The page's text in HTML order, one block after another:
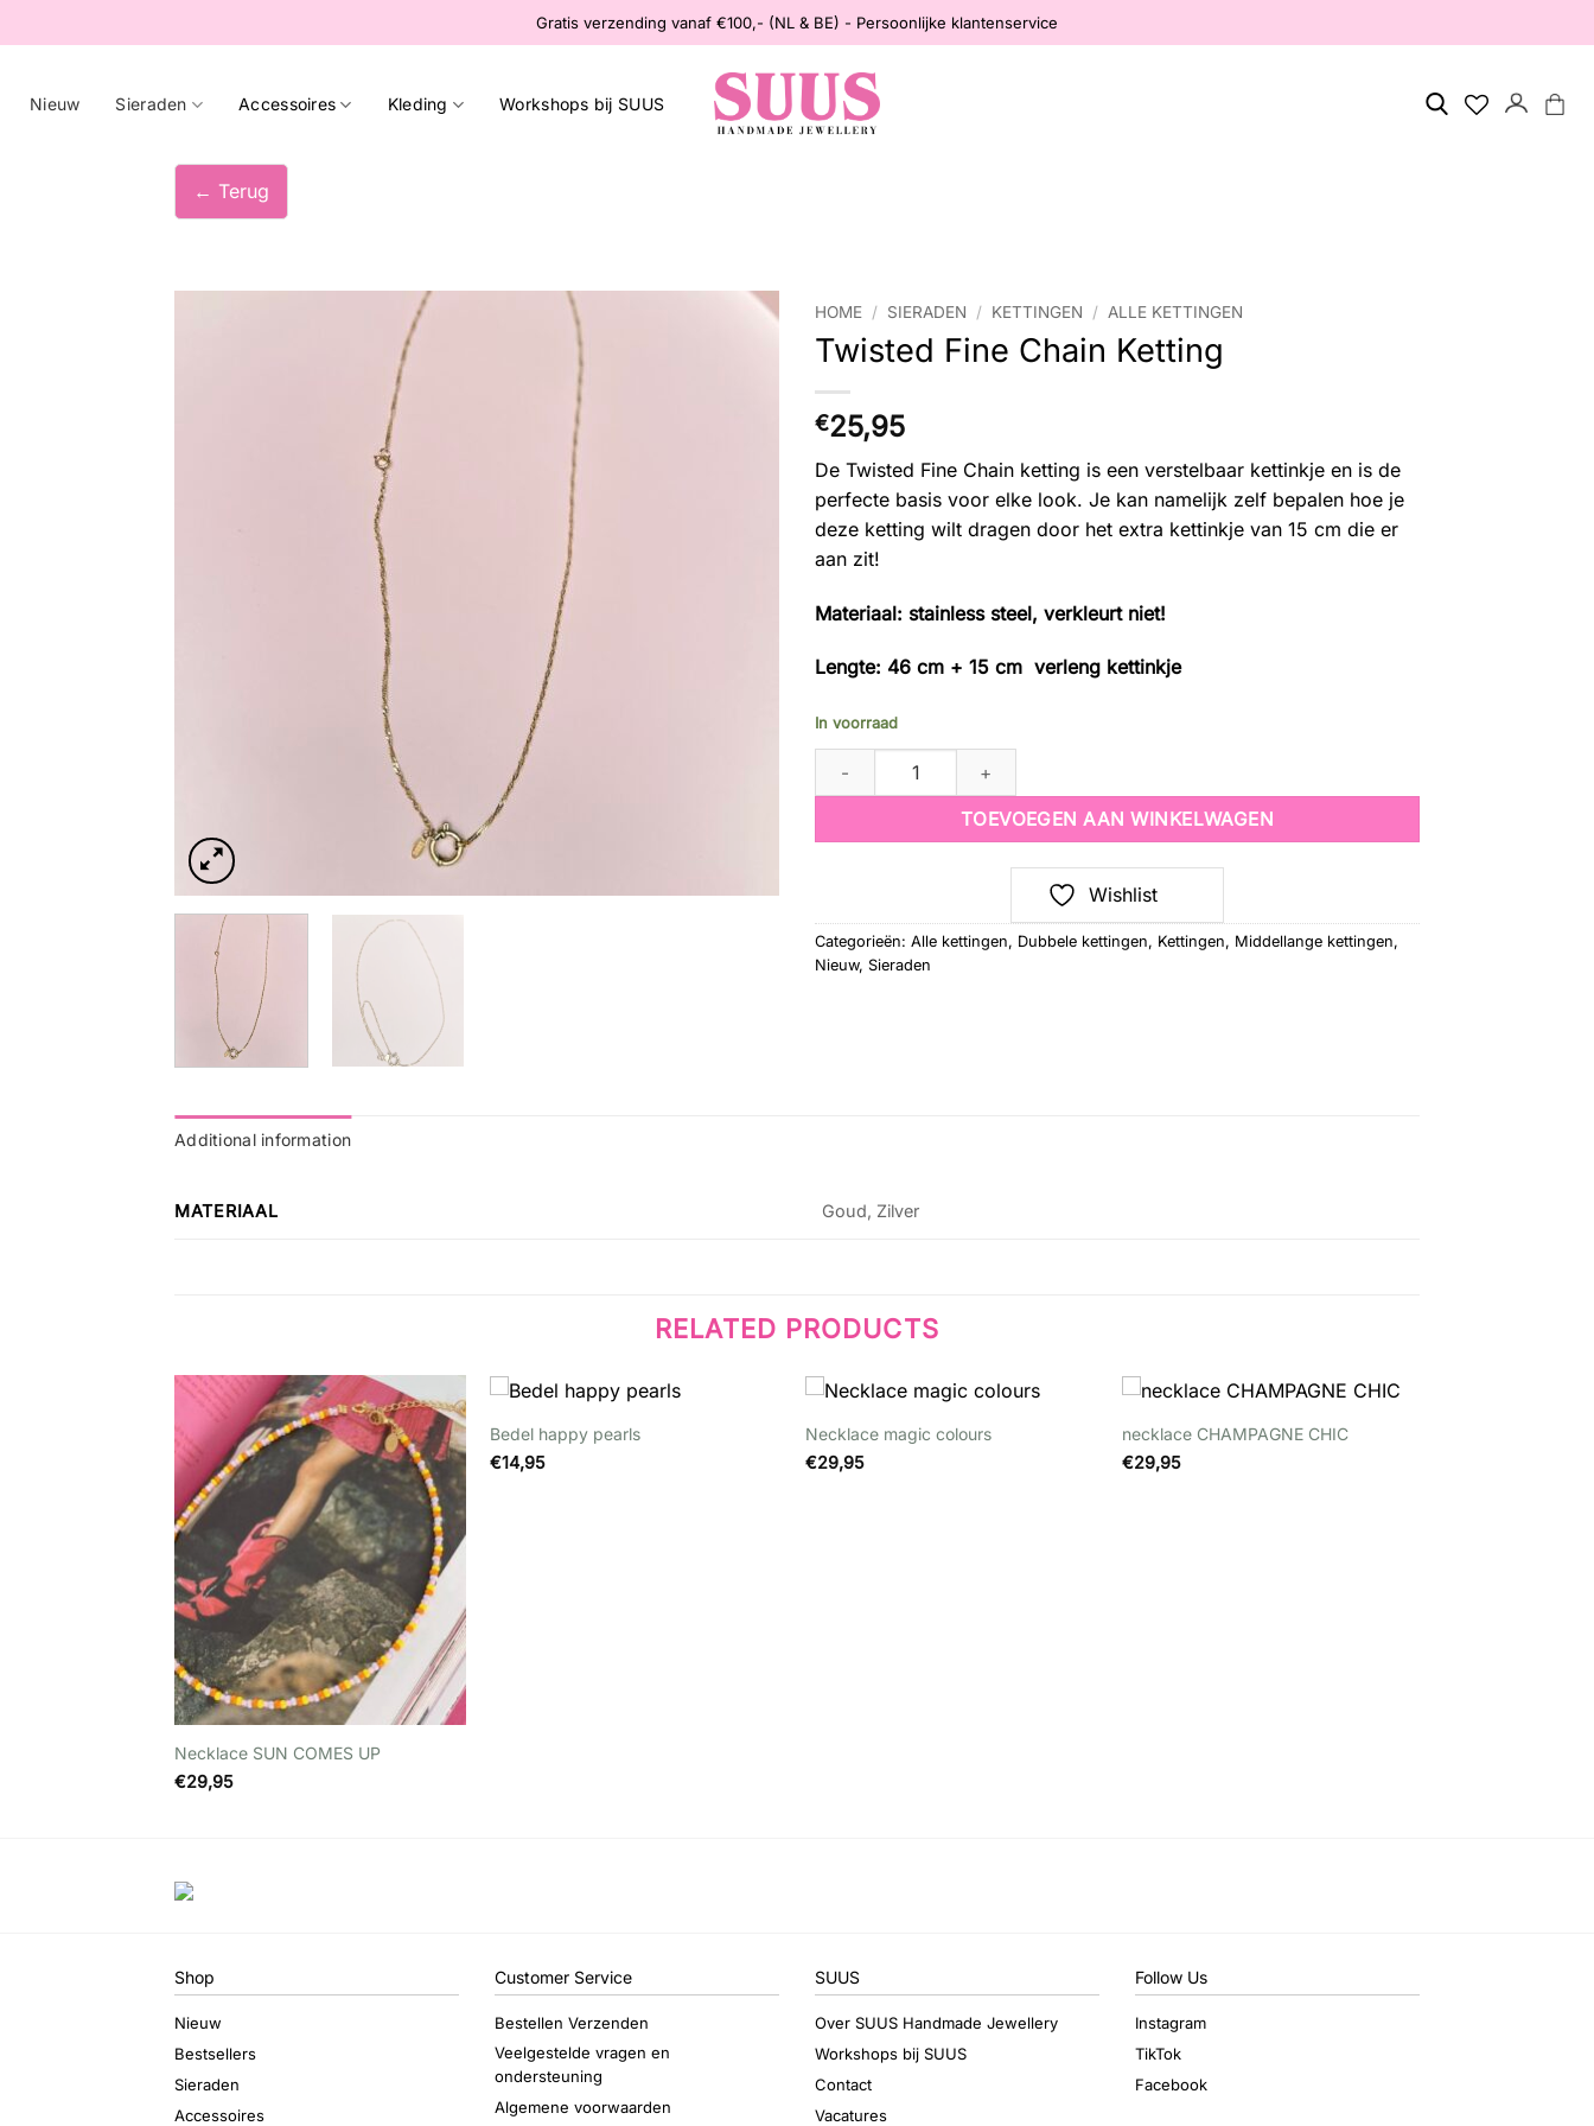
naar
Gratis verzending vanaf €100,- (NL & BE) - Persoonlijke klantenservice
Nieuw Sieraden Accessoires Kleding Workshops bij SUUS
← Terug
HOME / SIERADEN / KETTINGEN / ALLE KETTINGEN
Twisted Fine Chain Ketting
€25,95
De Twisted Fine Chain ketting is een verstelbaar kettinkje en is de
perfecte basis voor elke look. Je kan namelijk zelf bepalen hoe je
deze ketting wilt dragen door het extra kettinkje van 15 cm die er
aan zit!
Materiaal: stainless steel, verkleurt niet!
Lengte: 46 cm + 15 cm verleng kettinkje
In voorraad
TOEVOEGEN AAN WINKELWAGEN
Wishlist
Categorieën: Alle kettingen, Dubbele kettingen, Kettingen, Middellange kettingen,
Nieuw, Sieraden
Additional information
MATERIAAL Goud, Zilver
RELATED PRODUCTS
Wishlist
+
Necklace SUN COMES UP
€29,95
Bedel happy pearls
€14,95
Necklace magic colours
€29,95
Wishlist
+
necklace CHAMPAGNE CHIC
€29,95
Shop
Nieuw
Bestsellers
Sieraden
Accessoires
Customer Service
Bestellen Verzenden
Veelgestelde vragen en
ondersteuning
Algemene voorwaarden
SUUS
Over SUUS Handmade Jewellery
Workshops bij SUUS
Contact
Vacatures
Follow Us
Instagram
TikTok
Facebook